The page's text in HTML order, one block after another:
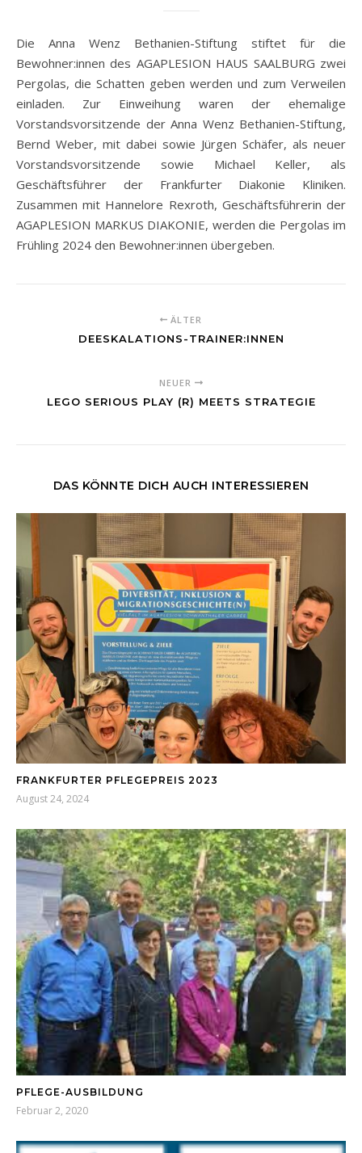
Die Anna Wenz Bethanien-Stiftung stiftet für die
Bewohner:innen des AGAPLESION HAUS SAALBURG zwei
Pergolas, die Schatten geben werden und zum Verweilen
einladen. Zur Einweihung waren der ehemalige
Vorstandsvorsitzende der Anna Wenz Bethanien-Stiftung,
Bernd Weber, mit dabei sowie Jürgen Schäfer, als neuer
Vorstandsvorsitzende sowie Michael Keller, als
Geschäftsführer der Frankfurter Diakonie Kliniken.
Zusammen mit Hannelore Rexroth, Geschäftsführerin der
AGAPLESION MARKUS DIAKONIE, werden die Pergolas im
Frühling 2024 den Bewohner:innen übergeben.
ÄLTER
DEESKALATIONS-TRAINER:INNEN
NEUER
LEGO SERIOUS PLAY (R) MEETS STRATEGIE
DAS KÖNNTE DICH AUCH INTERESSIEREN
FRANKFURTER PFLEGEPREIS 2023
August 24, 2024
PFLEGE-AUSBILDUNG
Februar 2, 2020